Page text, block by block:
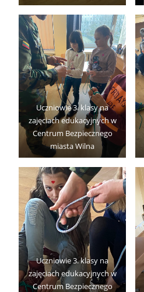
Uczniowie 3. klasy na
zajęciach edukacyjnych w
Centrum Bezpiecznego
miasta Wilna
Uczniowie 3. klasy na
zajęciach edukacyjnych w
Centrum Bezpiecznego